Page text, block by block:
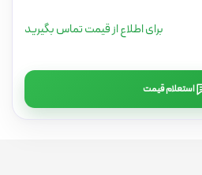
برای اطلاع از قیمت تماس بگیرید
استعلام قیمت